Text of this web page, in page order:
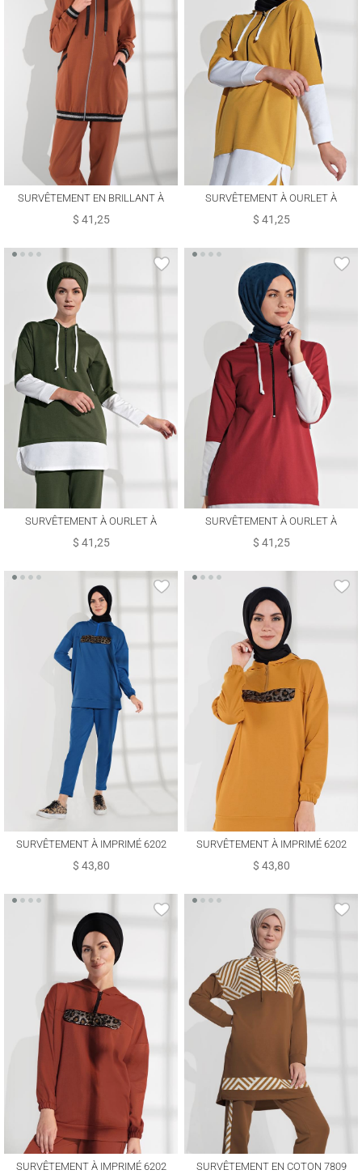
SURVÊTEMENT EN BRILLANT À
CAPUCHE 135
$ 41,25
SURVÊTEMENT À OURLET À
CHEMISE 8202
$ 41,25
SURVÊTEMENT À OURLET À
CHEMISE 8202
$ 41,25
SURVÊTEMENT À OURLET À
CHEMISE 8202
$ 41,25
SURVÊTEMENT À IMPRIMÉ 6202
$ 43,80
SURVÊTEMENT À IMPRIMÉ 6202
$ 43,80
SURVÊTEMENT À IMPRIMÉ 6202 SURVÊTEMENT EN COTON 7809